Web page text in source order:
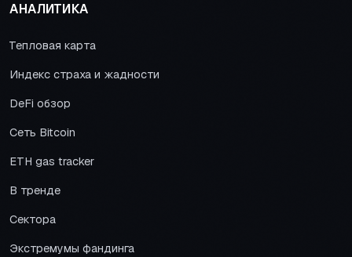
АНАЛИТИКА
Тепловая карта
Индекс страха и жадности
DeFi обзор
Сеть Bitcoin
ETH gas tracker
В тренде
Сектора
Экстремумы фандинга